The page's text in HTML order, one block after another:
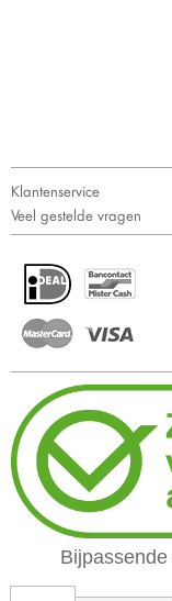
Klantenservice
Veel gestelde vragen
Bijpassende